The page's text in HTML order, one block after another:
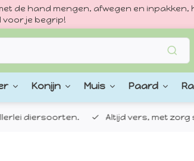
de hand mengen, afwegen en
voor je begrip!
Konijn Muis Paard
diersoorten. Altijd vers, met zorg